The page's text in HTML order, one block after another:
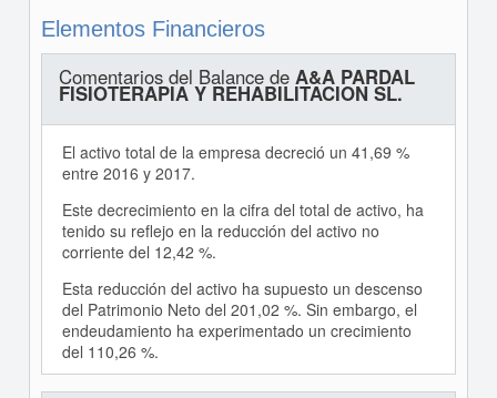
Elementos Financieros
Comentarios del Balance de A&A PARDAL
FISIOTERAPIA Y REHABILITACION SL.
El activo total de la empresa decreció un 41,69 %
entre 2016 y 2017.
Este decrecimiento en la cifra del total de activo, ha
tenido su reflejo en la reducción del activo no
corriente del 12,42 %.
Esta reducción del activo ha supuesto un descenso
del Patrimonio Neto del 201,02 %. Sin embargo, el
endeudamiento ha experimentado un crecimiento
del 110,26 %.